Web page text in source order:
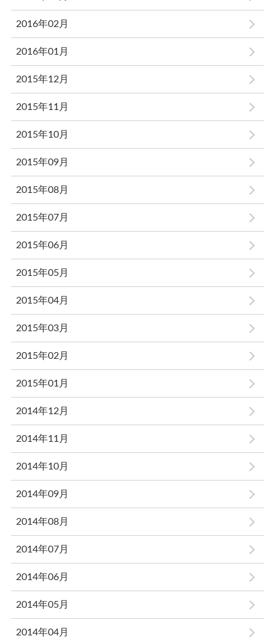
2016年02月
2016年01月
2015年12月
2015年11月
2015年10月
2015年09月
2015年08月
2015年07月
2015年06月
2015年05月
2015年04月
2015年03月
2015年02月
2015年01月
2014年12月
2014年11月
2014年10月
2014年09月
2014年08月
2014年07月
2014年06月
2014年05月
2014年04月